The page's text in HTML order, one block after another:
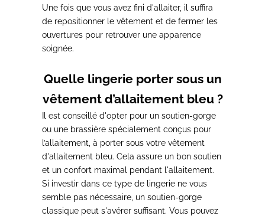
Une fois que vous avez fini d'allaiter, il suffira
de repositionner le vêtement et de fermer les
ouvertures pour retrouver une apparence
soignée.
Quelle lingerie porter sous un
vêtement d’allaitement bleu ?
Il est conseillé d'opter pour un soutien-gorge
ou une brassière spécialement conçus pour
l’allaitement, à porter sous votre vêtement
d'allaitement bleu. Cela assure un bon soutien
et un confort maximal pendant l'allaitement.
Si investir dans ce type de lingerie ne vous
semble pas nécessaire, un soutien-gorge
classique peut s'avérer suffisant. Vous pouvez